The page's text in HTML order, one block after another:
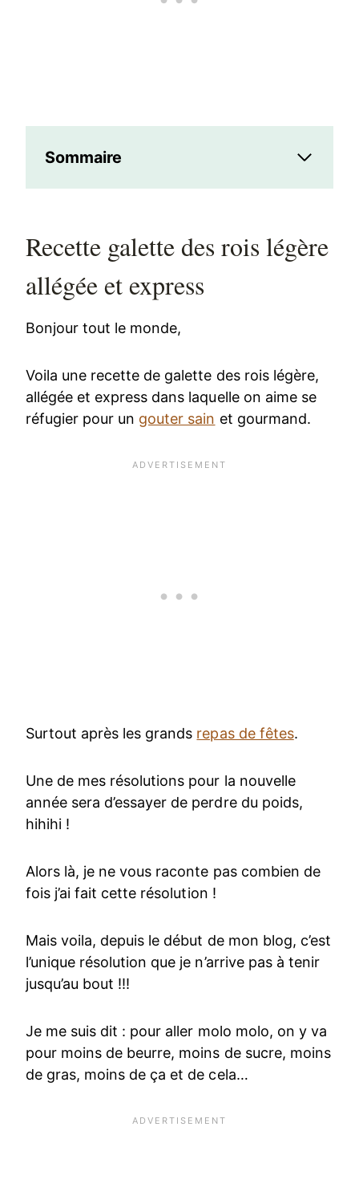
Sommaire
Recette galette des rois légère
allégée et express
Bonjour tout le monde,
Voila une recette de galette des rois légère,
allégée et express dans laquelle on aime se
réfugier pour un gouter sain et gourmand.
Surtout après les grands repas de fêtes.
Une de mes résolutions pour la nouvelle
année sera d’essayer de perdre du poids,
hihihi !
Alors là, je ne vous raconte pas combien de
fois j’ai fait cette résolution !
Mais voila, depuis le début de mon blog, c’est
l’unique résolution que je n’arrive pas à tenir
jusqu’au bout !!!
Je me suis dit : pour aller molo molo, on y va
pour moins de beurre, moins de sucre, moins
de gras, moins de ça et de cela…